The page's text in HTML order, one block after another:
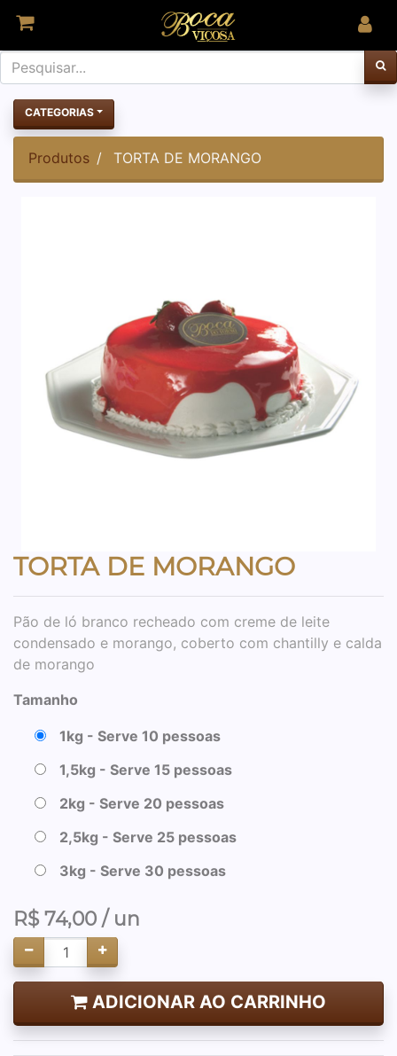
CATEGORIAS
Produtos TORTA DE MORANGO
TORTA DE MORANGO
Pão de ló branco recheado com creme de leite
condensado e morango, coberto com chantilly e calda
de morango
Tamanho
1kg - Serve 10 pessoas
1,5kg - Serve 15 pessoas
2kg - Serve 20 pessoas
2,5kg - Serve 25 pessoas
3kg - Serve 30 pessoas
R$74,00 / un
ADICIONAR AO CARRINHO